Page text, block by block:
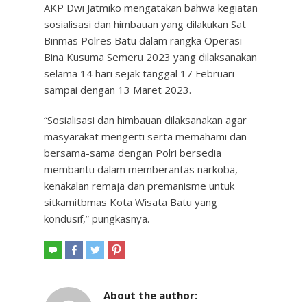
AKP Dwi Jatmiko mengatakan bahwa kegiatan
sosialisasi dan himbauan yang dilakukan Sat
Binmas Polres Batu dalam rangka Operasi
Bina Kusuma Semeru 2023 yang dilaksanakan
selama 14 hari sejak tanggal 17 Februari
sampai dengan 13 Maret 2023.
“Sosialisasi dan himbauan dilaksanakan agar
masyarakat mengerti serta memahami dan
bersama-sama dengan Polri bersedia
membantu dalam memberantas narkoba,
kenakalan remaja dan premanisme untuk
sitkamitbmas Kota Wisata Batu yang
kondusif,” pungkasnya.
About the author: